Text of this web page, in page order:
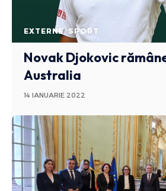
EXTERNE SPORT
Novak Djokovic
Australia
14 IANUARIE 2022